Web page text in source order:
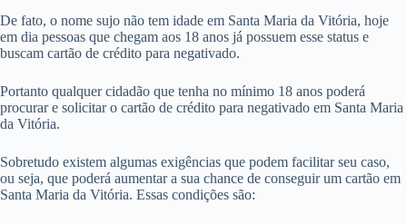
De fato, o nome sujo não tem idade em Santa Maria da Vitória, hoje
em dia pessoas que chegam aos 18 anos já possuem esse status e
buscam cartão de crédito para negativado.
Portanto qualquer cidadão que tenha no mínimo 18 anos poderá
procurar e solicitar o cartão de crédito para negativado em Santa Maria
da Vitória.
Sobretudo existem algumas exigências que podem facilitar seu caso,
ou seja, que poderá aumentar a sua chance de conseguir um cartão em
Santa Maria da Vitória. Essas condições são: